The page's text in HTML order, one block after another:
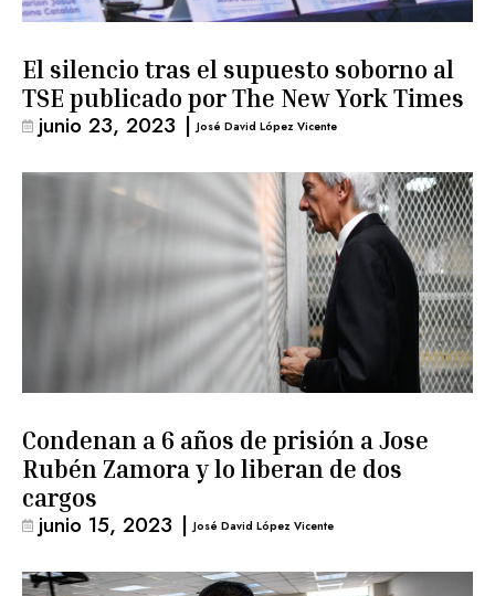
El silencio tras el supuesto soborno al
TSE publicado por The New York Times
junio 23, 2023 | José David López Vicente
Condenan a 6 años de prisión a Jose
Rubén Zamora y lo liberan de dos
cargos
junio 15, 2023 | José David López Vicente